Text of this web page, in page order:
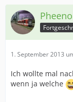
1. September 2013
Ich wollte mal
wenn ja welche